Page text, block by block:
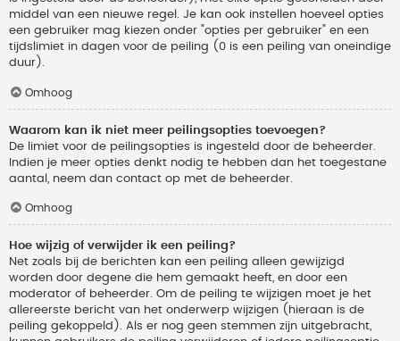
middel van een nieuwe regel. Je kan ook instellen hoeveel opties
een gebruiker mag kiezen onder "opties per gebruiker" en een
tijdslimiet in dagen voor de peiling (0 is een peiling van oneindige
duur).
Omhoog
Waarom kan ik niet meer peilingsopties toevoegen?
De limiet voor de peilingsopties is ingesteld door de beheerder.
Indien je meer opties denkt nodig te hebben dan het toegestane
aantal, neem dan contact op met de beheerder.
Omhoog
Hoe wijzig of verwijder ik een peiling?
Net zoals bij de berichten kan een peiling alleen gewijzigd
worden door degene die hem gemaakt heeft, en door een
moderator of beheerder. Om de peiling te wijzigen moet je het
allereerste bericht van het onderwerp wijzigen (hieraan is de
peiling gekoppeld). Als er nog geen stemmen zijn uitgebracht,